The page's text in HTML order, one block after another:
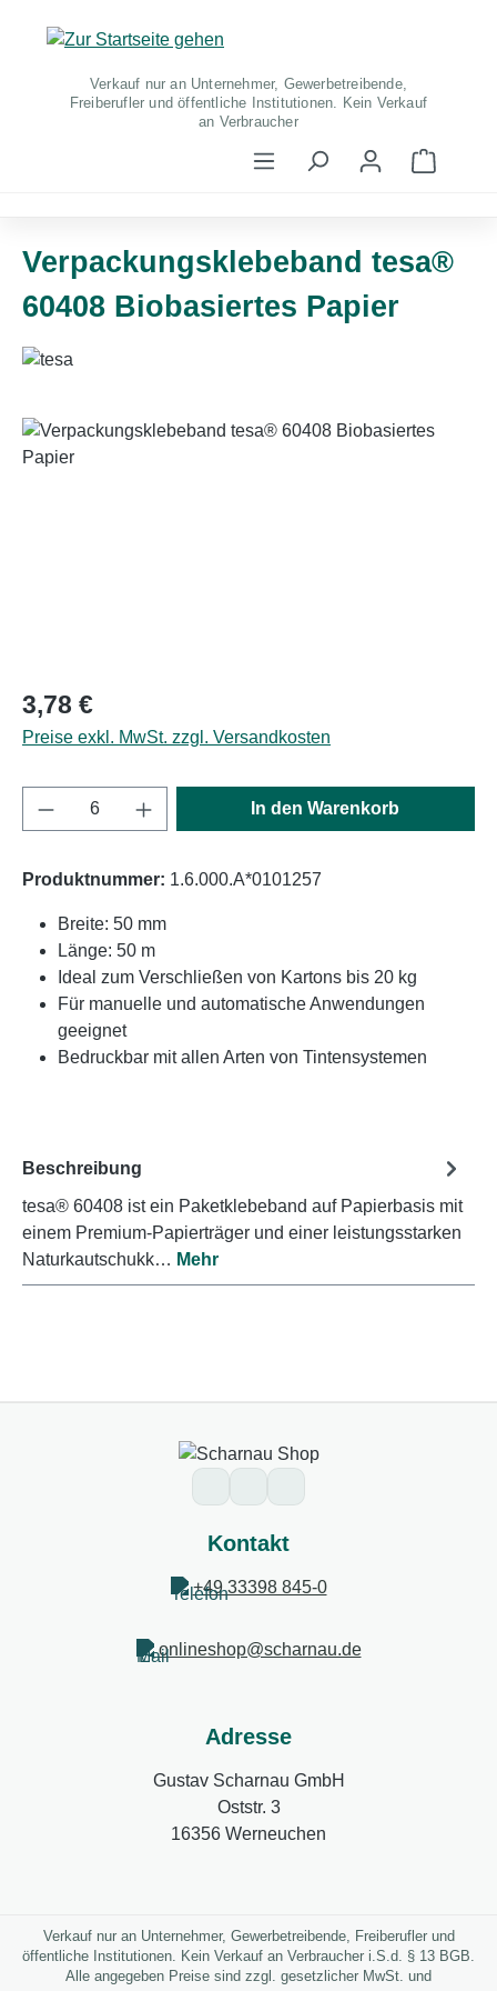
Zum Hauptinhalt springen
Verkauf nur an Unternehmer, Gewerbetreibende,
Freiberufler und öffentliche Institutionen. Kein Verkauf
an Verbraucher
Verpackungsklebeband tesa®
60408 Biobasiertes Papier
Bildergalerie überspringen
Regulärer Preis:
3,78 €
Preise exkl. MwSt. zzgl. Versandkosten
Produkt Anzahl: Gib den gewünschten
In den Warenkorb
Produktnummer: 1.6.000.A*0101257
Breite: 50 mm
Länge: 50 m
Ideal zum Verschließen von Kartons bis 20 kg
Für manuelle und automatische Anwendungen
geeignet
Bedruckbar mit allen Arten von Tintensystemen
Beschreibung
tesa® 60408 ist ein Paketklebeband auf Papierbasis mit
einem Premium-Papierträger und einer leistungsstarken
Naturkautschukk… Mehr
Kontakt
+49 33398 845-0
onlineshop@scharnau.de
Adresse
Gustav Scharnau GmbH
Oststr. 3
16356 Werneuchen
Verkauf nur an Unternehmer, Gewerbetreibende, Freiberufler und
öffentliche Institutionen. Kein Verkauf an Verbraucher i.S.d. § 13 BGB.
Alle angegeben Preise sind zzgl. gesetzlicher MwSt. und